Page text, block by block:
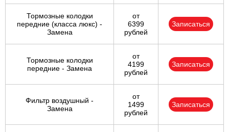
Тормозные колодки
передние (класса люкс) -
Замена
от
6399
рублей
Записаться
Тормозные колодки
передние - Замена
от
4199
рублей
Записаться
Фильтр воздушный -
Замена
от
1499
рублей
Записаться